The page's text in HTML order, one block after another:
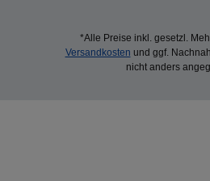
*Alle Preise inkl. gesetzl.
Versandkosten und ggf.
nicht anders